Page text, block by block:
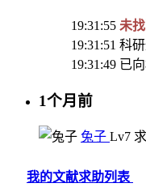
19:31:55 未
19:31:51 科
19:31:49 已
1个月前
兔子 Lv7
我的文献求助列表